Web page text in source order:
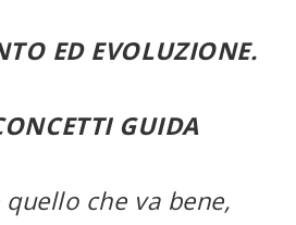
ED EVOLUZIONE.
GUIDA
che va bene,